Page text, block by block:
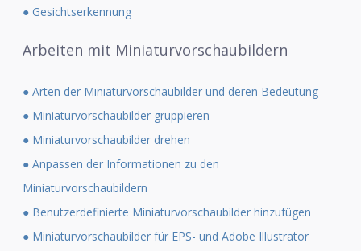
● Gesichtserkennung
Arbeiten mit Miniaturvorschaubildern
● Arten der Miniaturvorschaubilder und deren Bedeutung
● Miniaturvorschaubilder gruppieren
● Miniaturvorschaubilder drehen
● Anpassen der Informationen zu den
Miniaturvorschaubildern
● Benutzerdefinierte Miniaturvorschaubilder hinzufügen
● Miniaturvorschaubilder für EPS- und Adobe Illustrator